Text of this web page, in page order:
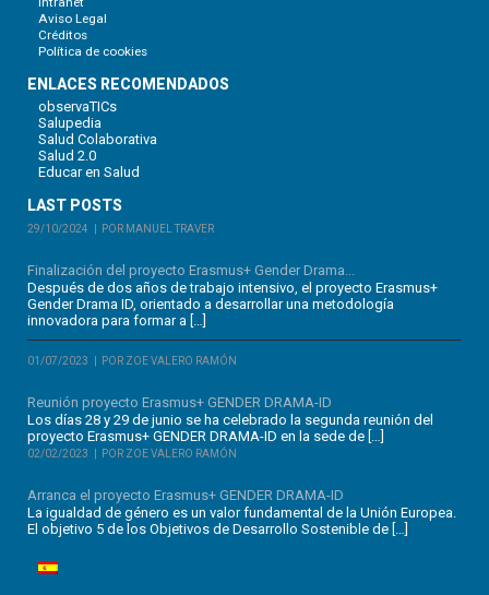
Aviso Legal
Créditos
Política de cookies
ENLACES RECOMENDADOS
observaTICs
Salupedia
Salud Colaborativa
Salud 2.0
Educar en Salud
LAST POSTS
29/10/2024 POR MANUEL TRAVER
Finalización del proyecto Erasmus+ Gender Drama...
Después de dos años de trabajo intensivo, el proyecto Erasmus+
Gender Drama ID, orientado a desarrollar una metodología
innovadora para formar a […]
01/07/2023 POR ZOE VALERO RAMÓN
Reunión proyecto Erasmus+ GENDER DRAMA-ID
Los días 28 y 29 de junio se ha celebrado la segunda reunión del
proyecto Erasmus+ GENDER DRAMA-ID en la sede de […]
02/02/2023 POR ZOE VALERO RAMÓN
Arranca el proyecto Erasmus+ GENDER DRAMA-ID
La igualdad de género es un valor fundamental de la Unión Europea.
El objetivo 5 de los Objetivos de Desarrollo Sostenible de […]